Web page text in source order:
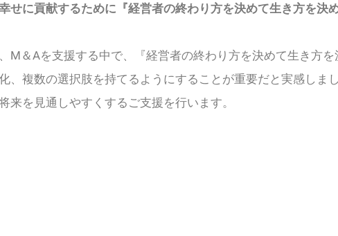
せに貢献するために『経営者の終わり方を決めて生き方を決
M＆Aを支援する中で、『経営者の終わり方を決めて生き方
複数の選択肢を持てるようにすることが重要だと実感しま
来を見通しやすくするご支援を行います。